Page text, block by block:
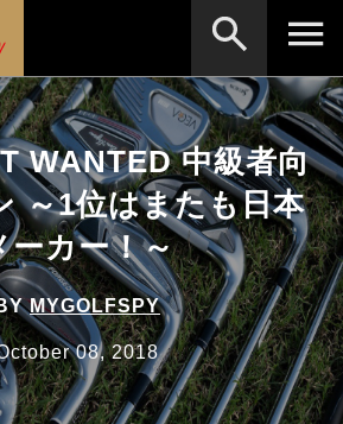
WANTED 中級者向
～1位はまたも日本
ーカー！～
MYGOLFSPY
08, 2018
トランキング
品情報
・実践テクニック
証
ュース
ー
ど、検索したい事柄を入
検索